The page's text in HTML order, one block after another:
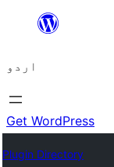
چھوڑیں
پر
جائیں
اردو
Get WordPress
Plugin Directory